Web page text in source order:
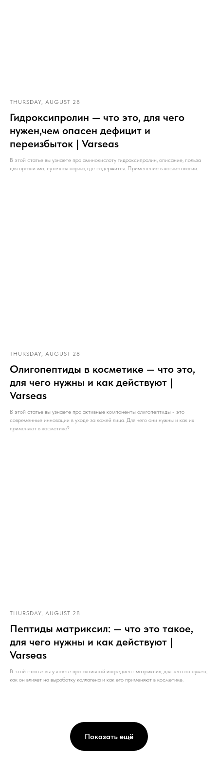
THURSDAY, AUGUST 28
Гидроксипролин — что это, для чего
нужен,чем опасен дефицит и
переизбыток | Varseas
В этой статье вы узнаете про аминокислоту гидроксипролин, описание, польза
для организма, суточная норма, где содержится. Применение в косметологии.
THURSDAY, AUGUST 28
Олигопептиды в косметике — что это,
для чего нужны и как действуют |
Varseas
В этой статье вы узнаете про активные компоненты олигопептиды - это
современные инновации в уходе за кожей лица. Для чего они нужны и как их
применяют в косметике?
THURSDAY, AUGUST 28
Пептиды матриксил: — что это такое,
для чего нужны и как действуют |
Varseas
В этой статье вы узнаете про активный ингредиент матриксил, для чего он нужен,
как он влияет на выработку коллагена и как его применяют в косметике.
Показать ещё